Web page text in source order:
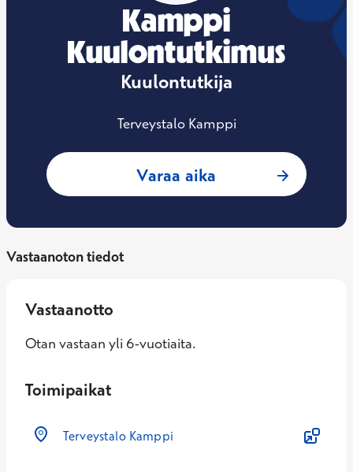
Kamppi
Kuulontutkimus
Kuulontutkija
Terveystalo Kamppi
Varaa aika : Kamppi
Vastaanoton tiedot
Vastaanotto
Otan vastaan yli 6-vuotiaita.
Toimipaikat
Terveystalo Kamppi